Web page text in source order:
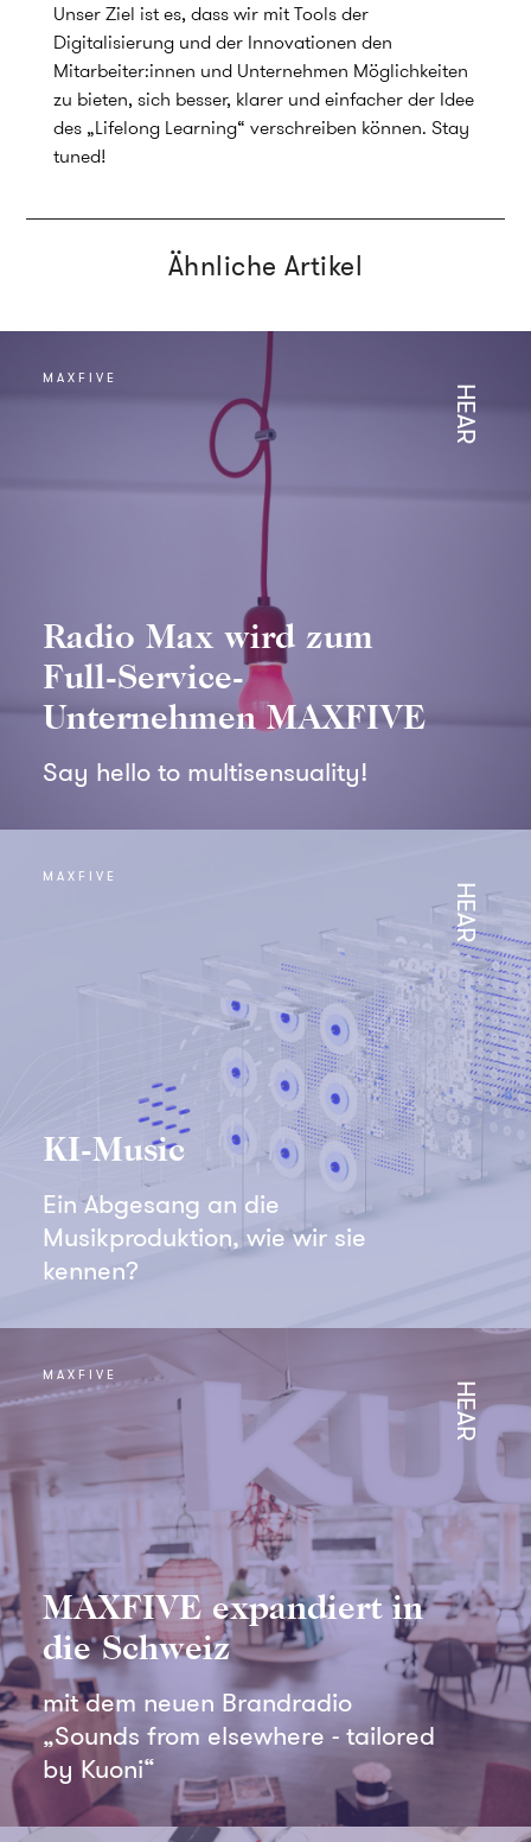
Unser Ziel ist es, dass wir mit Tools der
Digitalisierung und der Innovationen den
Mitarbeiter:innen und Unternehmen Möglichkeiten
zu bieten, sich besser, klarer und einfacher der Idee
des „Lifelong Learning“ verschreiben können. Stay
tuned!
Ähnliche Artikel
Radio Max wird zum
Full-Service-
Unternehmen MAXFIVE
Say hello to multisensuality!
MAXFIVE
HEAR
KI-Music
Ein Abgesang an die
Musikproduktion, wie wir sie
kennen?
MAXFIVE
HEAR
MAXFIVE expandiert in
die Schweiz
mit dem neuen Brandradio
„Sounds from elsewhere - tailored
by Kuoni“
MAXFIVE
HEAR